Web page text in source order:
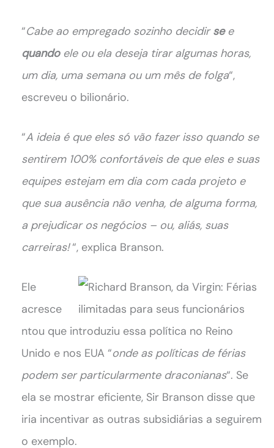
“Cabe ao empregado sozinho decidirsee
quandoele ou ela deseja tirar algumas horas,
um dia, uma semana ou um mês de folga“,
escreveu o bilionário.
“A ideia é que eles só vão fazer isso quando se
sentirem 100% confortáveis de que eles e suas
equipes estejam em dia com cada projeto e
que sua ausência não venha, de alguma forma,
a prejudicar os negócios – ou, aliás, suas
carreiras!“, explica Branson.
Ele
acresce
ntou que introduziu essa política no Reino
Unido e nos EUA “onde as políticas de férias
podem ser particularmente draconianas“. Se
ela se mostrar eficiente, Sir Branson disse que
iria incentivar as outras subsidiárias a seguirem
o exemplo.